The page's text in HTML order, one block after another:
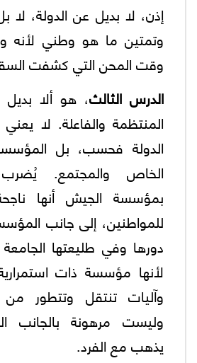
إذن، لا بديل عن الدولة، لا
وتمتين ما هو وطني لأنه
وقت المحن التي كشفت
الدرس الثالث، هو ألا
المنتظمة والفاعلة. لا
الدولة فحسب، بل
الخاص والمجتمع.
بمؤسسة الجيش أنها
للمواطنين، إلى جانب
دورها وفي طليعتها الجامعة
لأنها مؤسسة ذات
وآليات تنتقل وتتطور
وليست مرهونة بالجانب
يذهب مع الفرد.